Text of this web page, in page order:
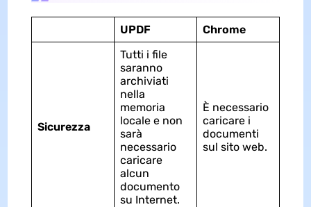
UPDF Chrome
Sicurezza
Tutti i file
saranno
archiviati
nella
memoria
locale e non
sarà
necessario
caricare
alcun
documento
su Internet.
È necessario
caricare i
documenti
sul sito web.